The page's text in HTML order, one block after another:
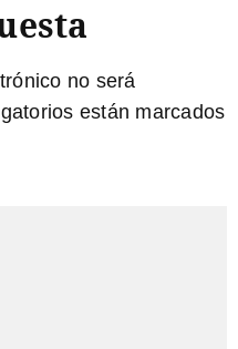
no será
están marcados